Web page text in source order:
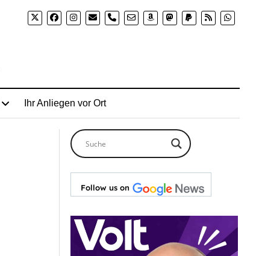
phone
Ihr Anliegen vor Ort
Follow us on